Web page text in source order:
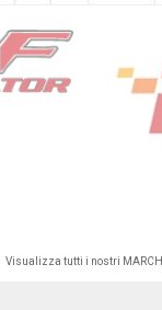
Visualizza tutti i nostri MARCHI